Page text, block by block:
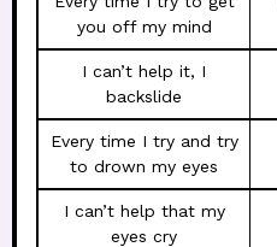
you off my mind
I can’t help it, I
backslide
Every time I try and try
to drown my eyes
I can’t help that my
eyes cry